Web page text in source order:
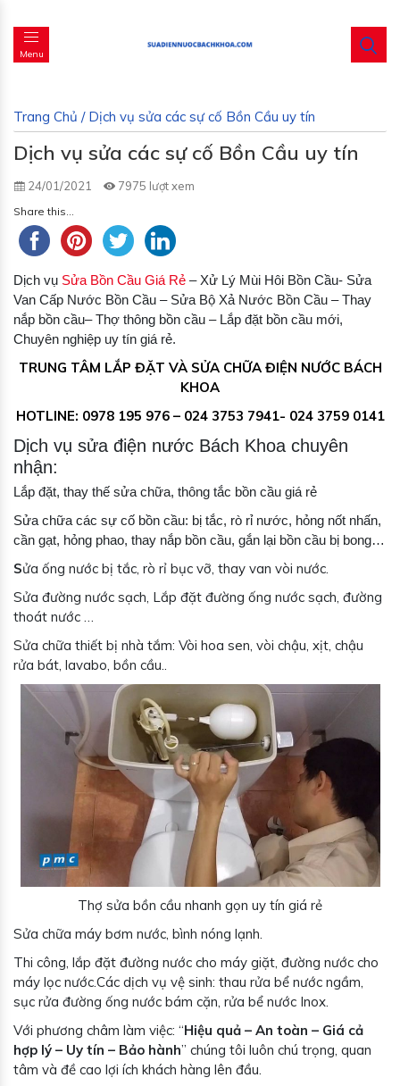
Menu
Trang Chủ / Dịch vụ sửa các sự cố Bồn Cầu uy tín
Dịch vụ sửa các sự cố Bồn Cầu uy tín
24/01/2021 7975 lượt xem
Share this...
Dịch vụ Sửa Bồn Cầu Giá Rẻ – Xử Lý Mùi Hôi Bồn Cầu- Sửa
Van Cấp Nước Bồn Cầu – Sửa Bộ Xả Nước Bồn Cầu – Thay
nắp bồn cầu– Thợ thông bồn cầu – Lắp đặt bồn cầu mới,
Chuyên nghiệp uy tín giá rẻ.
TRUNG TÂM LẮP ĐẶT VÀ SỬA CHỮA ĐIỆN NƯỚC BÁCH
KHOA
HOTLINE: 0978 195 976 – 024 3753 7941- 024 3759 0141
Dịch vụ sửa điện nước Bách Khoa chuyên
nhận:
Lắp đặt, thay thế sửa chữa, thông tắc bồn cầu giá rẻ
Sửa chữa các sự cố bồn cầu: bị tắc, rò rỉ nước, hỏng nốt nhấn,
cần gạt, hỏng phao, thay nắp bồn cầu, gắn lại bồn cầu bị bong…
Sửa ống nước bị tắc, rò rỉ bục vỡ, thay van vòi nước.
Sửa đường nước sạch, Lắp đặt đường ống nước sạch, đường
thoát nước …
Sửa chữa thiết bị nhà tắm: Vòi hoa sen, vòi chậu, xịt, chậu
rửa bát, lavabo, bồn cầu..
Thợ sửa bồn cầu nhanh gọn uy tín giá rẻ
Sửa chữa máy bơm nước, bình nóng lạnh.
Thi công, lắp đặt đường nước cho máy giặt, đường nước cho
máy lọc nước.Các dịch vụ vệ sinh: thau rửa bể nước ngầm,
sục rửa đường ống nước bám cặn, rửa bể nước Inox.
Với phương châm làm việc: “Hiệu quả – An toàn – Giá cả
hợp lý – Uy tín – Bảo hành” chúng tôi luôn chú trọng, quan
tâm và đề cao lợi ích khách hàng lên đầu.